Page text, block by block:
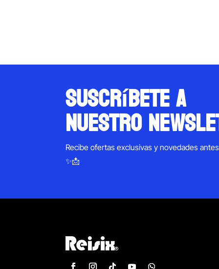
suscríbete a
nuestro
Recibe ofertas exclusivas y novedades
✨📩